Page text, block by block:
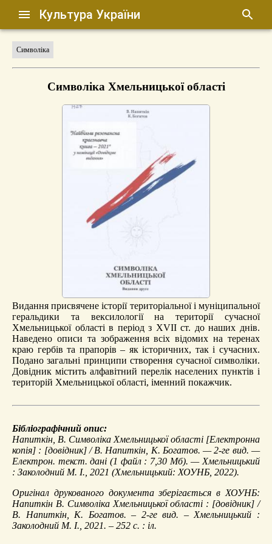
Культура України
Символіка
Символіка Хмельницької області
Видання присвячене історії територіальної і муніципальної
геральдики та вексилології на території сучасної
Хмельницької області в період з XVII ст. до наших днів.
Наведено описи та зображення всіх відомих на теренах
краю гербів та прапорів – як історичних, так і сучасних.
Подано загальні принципи створення сучасної символіки.
Довідник містить алфавітний перелік населених пунктів і
територій Хмельницької області, іменний покажчик.
Бібліографічний опис:
Напиткін, В. Символіка Хмельницької області [Електронна
копія] : [довідник] / В. Напиткін, К. Богатов. — 2-ге вид. —
Електрон. текст. дані (1 файл : 7,30 Мб). — Хмельницький
: Заколодний М. І., 2021 (Хмельницький: ХОУНБ, 2022).
Оригінал друкованого документа зберігається в ХОУНБ:
Напиткін В. Символіка Хмельницької області : [довідник] /
В. Напиткін, К. Богатов. – 2-ге вид. – Хмельницький :
Заколодний М. І., 2021. – 252 с. : іл.